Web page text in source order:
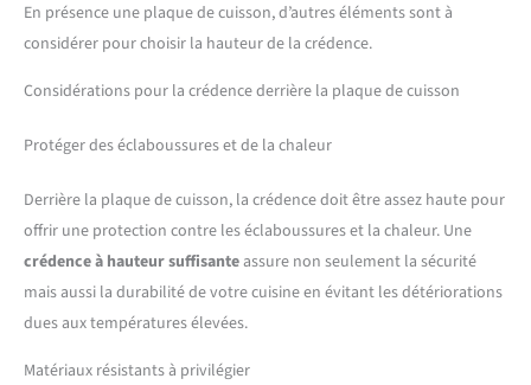
En présence une plaque de cuisson, d’autres éléments sont à
considérer pour choisir la hauteur de la crédence.
Considérations pour la crédence derrière la plaque de cuisson
Protéger des éclaboussures et de la chaleur
Derrière la plaque de cuisson, la crédence doit être assez haute pour
offrir une protection contre les éclaboussures et la chaleur. Une
crédence à hauteur suffisanteassure non seulement la sécurité
mais aussi la durabilité de votre cuisine en évitant les détériorations
dues aux températures élevées.
Matériaux résistants à privilégier